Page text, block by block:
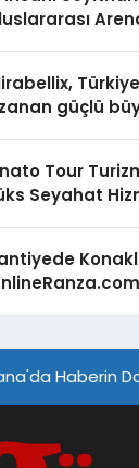
güçlü
Tour
Seyahat
Haberin